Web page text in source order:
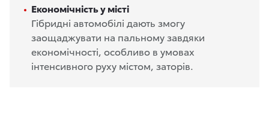
Економічність у місті
Гібридні автомобілі дають змогу
заощаджувати на пальному завдяки
економічності, особливо в умовах
інтенсивного руху містом, заторів.